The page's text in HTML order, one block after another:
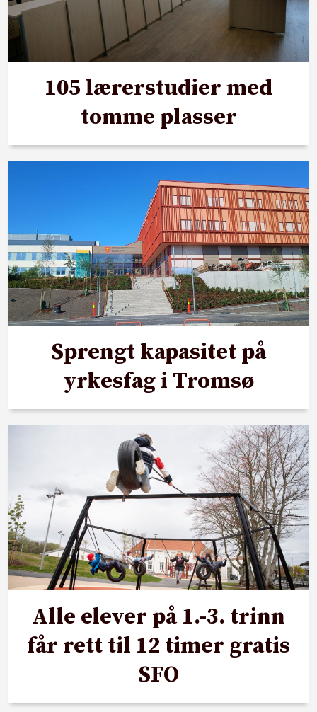
105 lærerstudier med
tomme plasser
Sprengt kapasitet på
yrkesfag i Tromsø
Alle elever på 1.-3. trinn
får rett til 12 timer gratis
SFO